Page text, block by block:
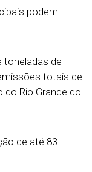
podem
toneladas de
totais de
Rio Grande do
de até 83